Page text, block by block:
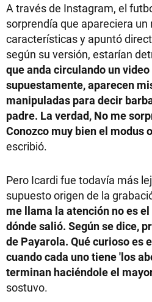
A través de Instagram, el
sorprendía que apareciera
características y apuntó
según su versión, estarían
que anda circulando un video
supuestamente, aparecen
manipuladas para decir
padre. La verdad, No me
Conozco muy bien el modus
escribió.
Pero Icardi fue todavía más
supuesto origen de la
me llama la atención no es
dónde salió. Según se dice,
de Payarola. Qué curioso es
cuando cada uno tiene 'los
terminan haciéndole el
sostuvo.